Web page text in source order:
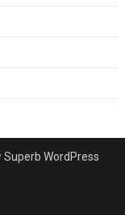
Superb WordPress